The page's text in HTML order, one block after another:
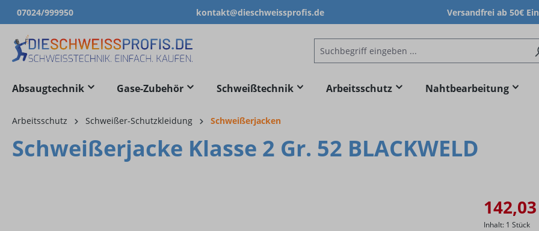
Zur Hauptnavigation springen
07024/999950 kontakt@dieschweissprofis.de Versandfrei ab 50€
Absaugtechnik Gase-Zubehör Schweißtechnik Arbeitsschutz Nahtbearbeitung
Arbeitsschutz Schweißer-Schutzkleidung Schweißerjacken
Schweißerjacke Klasse 2 Gr. 52 BLACKWELD
Inhalt: 1 Stück